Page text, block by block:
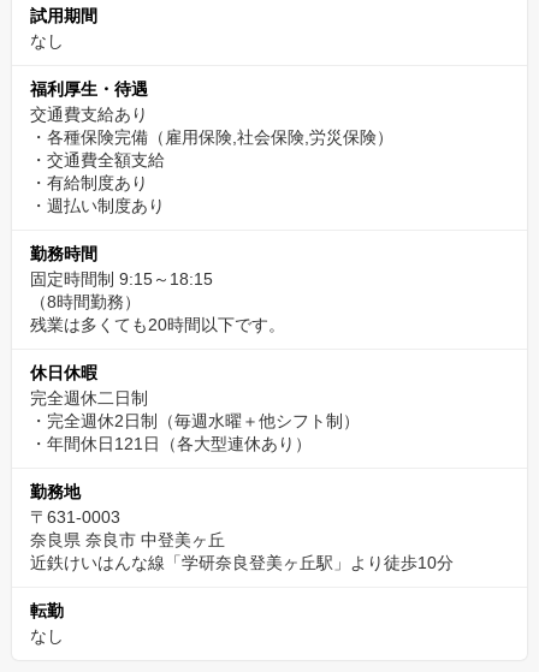
試用期間
なし
福利厚生・待遇
交通費支給あり
・各種保険完備（雇用保険,社会保険,労災保険）
・交通費全額支給
・有給制度あり
・週払い制度あり
勤務時間
固定時間制 9:15～18:15
（8時間勤務）
残業は多くても20時間以下です。
休日休暇
完全週休二日制
・完全週休2日制（毎週水曜＋他シフト制）
・年間休日121日（各大型連休あり）
勤務地
〒631-0003
奈良県 奈良市 中登美ヶ丘
近鉄けいはんな線「学研奈良登美ヶ丘駅」より徒歩10分
転勤
なし